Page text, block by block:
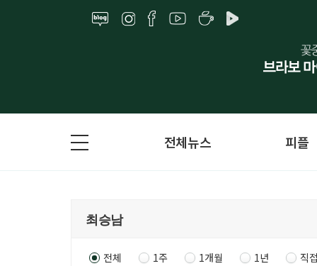
전체뉴스 피플
전체 1주 1개월 1년 직